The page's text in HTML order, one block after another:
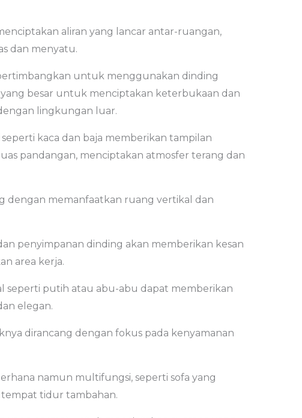
aliran yang lancar antar-ruangan,
dan menyatu.
untuk menggunakan dinding
besar untuk menciptakan keterbukaan dan
lingkungan luar.
kaca dan baja memberikan tampilan
pandangan, menciptakan atmosfer terang dan
dengan memanfaatkan ruang vertikal dan
penyimpanan dinding akan memberikan kesan
area kerja.
seperti putih atau abu-abu dapat memberikan
elegan.
dirancang dengan fokus pada kenyamanan
namun multifungsi, seperti sofa yang
tidur tambahan.